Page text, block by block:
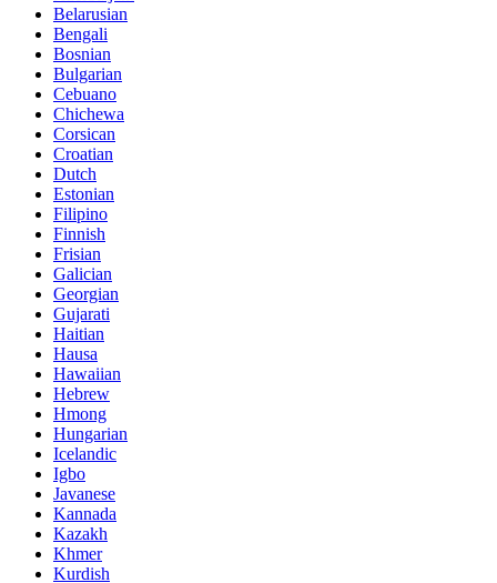
Belarusian
Bengali
Bosnian
Bulgarian
Cebuano
Chichewa
Corsican
Croatian
Dutch
Estonian
Filipino
Finnish
Frisian
Galician
Georgian
Gujarati
Haitian
Hausa
Hawaiian
Hebrew
Hmong
Hungarian
Icelandic
Igbo
Javanese
Kannada
Kazakh
Khmer
Kurdish